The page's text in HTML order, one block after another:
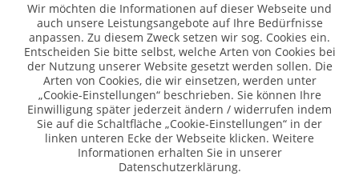
(Quelle: BKAmt)
Logo SMK (Quelle SMK)
Wir möchten die Informationen auf dieser Webseite und
auch unsere Leistungsangebote auf Ihre Bedürfnisse
anpassen. Zu diesem Zweck setzen wir sog. Cookies ein.
Entscheiden Sie bitte selbst, welche Arten von Cookies bei
der Nutzung unserer Website gesetzt werden sollen. Die
Arten von Cookies, die wir einsetzen, werden unter
„Cookie-Einstellungen“ beschrieben. Sie können Ihre
Einwilligung später jederzeit ändern / widerrufen indem
Sie auf die Schaltfläche „Cookie-Einstellungen“ in der
linken unteren Ecke der Webseite klicken. Weitere
Informationen erhalten Sie in unserer
Datenschutzerklärung.